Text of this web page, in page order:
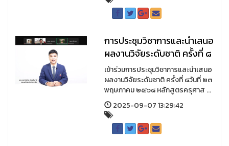
การประชุมวิชาการและนำเสนอ
ผลงานวิจัยระดับชาติ ครั้งที่ ๘
เข้าร่วมการประชุมวิชาการและนำเสนอ
ผลงานวิจัยระดับชาติ ครั้งที่ ๘วันที่ ๒๓
พฤษภาคม ๒๕๖๘ หลักสูตรครุศาส ...
2025-09-07 13:29:42